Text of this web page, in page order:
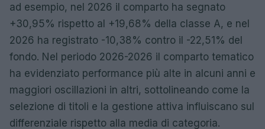
ad esempio, nel 2026 il comparto ha segnato
+30,95% rispetto al +19,68% della classe A, e nel
2026 ha registrato -10,38% contro il -22,51% del
fondo. Nel periodo 2026-2026 il comparto tematico
ha evidenziato performance più alte in alcuni anni e
maggiori oscillazioni in altri, sottolineando come la
selezione di titoli e la gestione attiva influiscano sul
differenziale rispetto alla media di categoria.